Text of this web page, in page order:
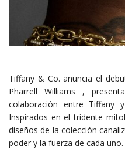
Tiffany & Co. anuncia el
Pharrell Williams ,
colaboración entre Tiffany
Inspirados en el tridente
diseños de la colección
poder y la fuerza de cada uno.